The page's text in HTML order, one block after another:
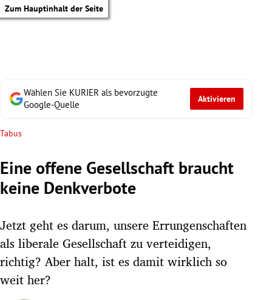
Zum Hauptinhalt der Seite
Untermenü
Untermenü
Wählen Sie KURIER als bevorzugte
Google-Quelle
Aktivieren
Tabus
Eine offene Gesellschaft braucht
keine Denkverbote
Jetzt geht es darum, unsere Errungenschaften
als liberale Gesellschaft zu verteidigen,
richtig? Aber halt, ist es damit wirklich so
weit her?